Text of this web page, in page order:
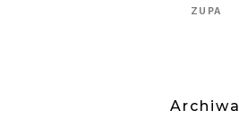
ZUPA
Archiwa